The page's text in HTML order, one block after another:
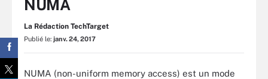
NUMA
La Rédaction TechTarget
Publié le: janv. 24, 2017
NUMA (non-uniform memory access) est un mode